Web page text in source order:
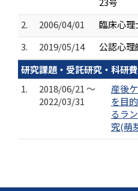
2.
2006/04/01
臨床心
3.
2019/05/14
公認心
研究課題・受託研究・科研費
1.
2018/06/21 ～
2022/03/31
産後
を目
るラ
究(萌